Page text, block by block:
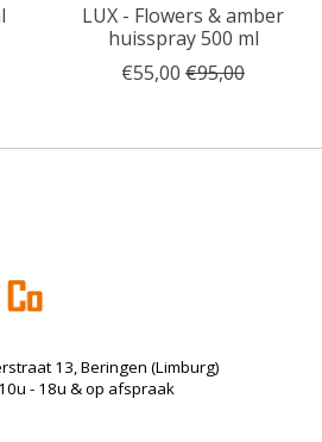
LUX - Flowers & amber
huisspray 500 ml
€55,00 €95,00
13, Beringen (Limburg)
- 18u & op afspraak